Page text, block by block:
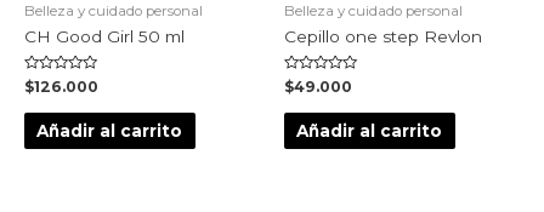
Belleza y cuidado personal
CH Good Girl 50 ml
Valorado
en
0
$126.000
Añadir al carrito
Belleza y cuidado personal
Cepillo one step Revlon
Valorado
en
0
$49.000
Añadir al carrito